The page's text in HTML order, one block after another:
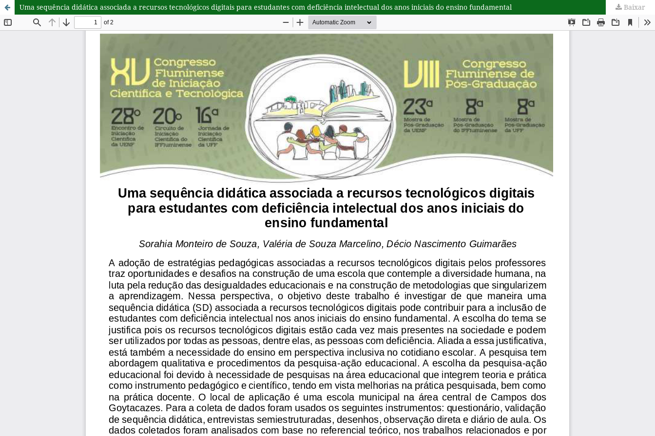
Uma sequência didática associada a recursos tecnológicos digitais para estudantes com deficiência intelectual dos anos iniciais do ensino fundamental Baixar